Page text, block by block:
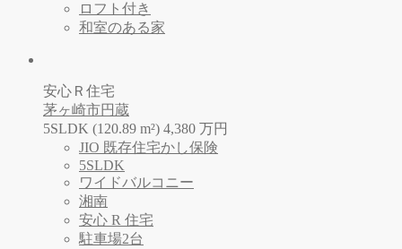
ロフト付き
和室のある家
安心Ｒ住宅
茅ヶ崎市円蔵
5SLDK (120.89 m²) 4,380 万円
JIO 既存住宅かし保険
5SLDK
ワイドバルコニー
湘南
安心 R 住宅
駐車場2台